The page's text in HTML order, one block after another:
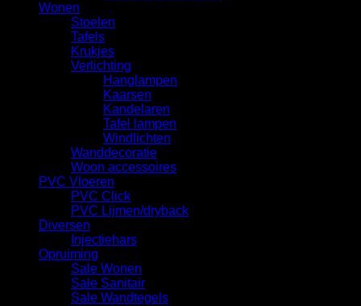
Wonen
Stoelen
Tafels
Krukjes
Verlichting
Hanglampen
Kaarsen
Kandelaren
Tafel lampen
Windlichten
Wanddecoratie
Woon accessoires
PVC Vloeren
PVC Click
PVC Lijmen/dryback
Diversen
Injectiehars
Opruiming
Sale Wonen
Sale Sanitair
Sale Wandtegels